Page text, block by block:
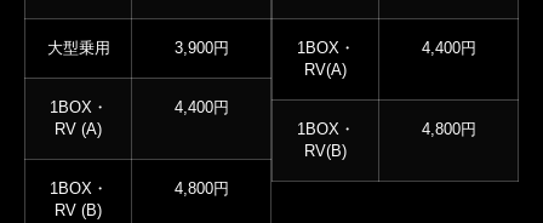
大型乗用 3,900円
1BOX・
RV (A)
4,400円
1BOX・
RV (B)
4,800円
1BOX・
RV(A)
4,400円
1BOX・
RV(B)
4,800円